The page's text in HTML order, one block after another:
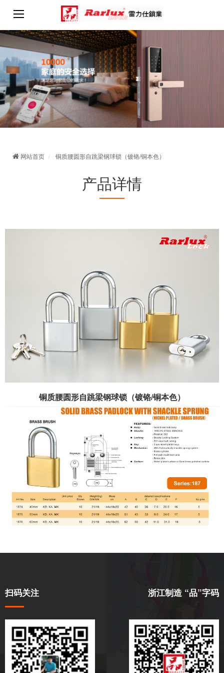
网站首页 铜质腰圆形自跳梁钢球锁（镀铬/铜本色）
产品详情
铜质腰圆形自跳梁钢球锁（镀铬/铜本色）
扫码关注 浙江制造 “品”字码